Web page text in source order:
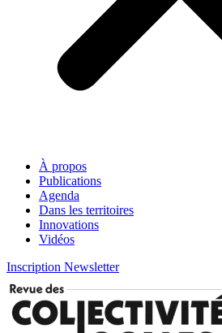
À propos
Publications
Agenda
Dans les territoires
Innovations
Vidéos
Inscription Newsletter